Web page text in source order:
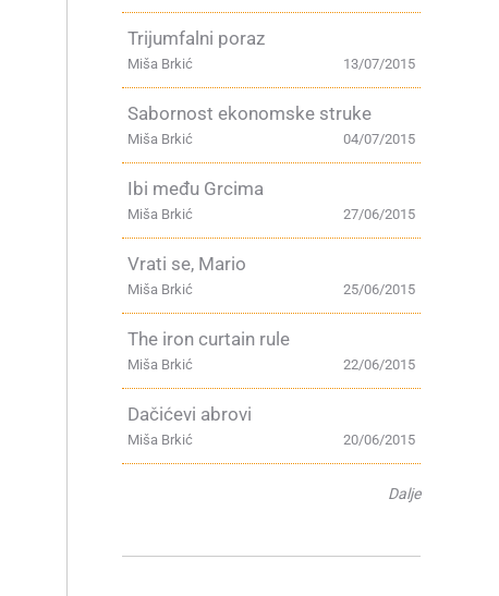
Trijumfalni poraz
13/07/2015
Miša Brkić
Sabornost ekonomske struke
04/07/2015
Miša Brkić
Ibi među Grcima
27/06/2015
Miša Brkić
Vrati se, Mario
25/06/2015
Miša Brkić
The iron curtain rule
22/06/2015
Miša Brkić
Dačićevi abrovi
20/06/2015
Miša Brkić
Dalje